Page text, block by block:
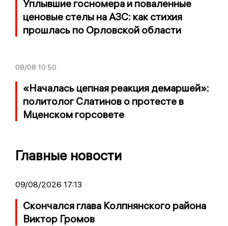
Уплывшие госномера и поваленные
ценовые стелы на АЗС: как стихия
прошлась по Орловской области
08/08 10:50
«Началась цепная реакция демаршей»:
политолог Слатинов о протесте в
Мценском горсовете
Главные новости
09/08/2026 17:13
Скончался глава Колпнянского района
Виктор Громов